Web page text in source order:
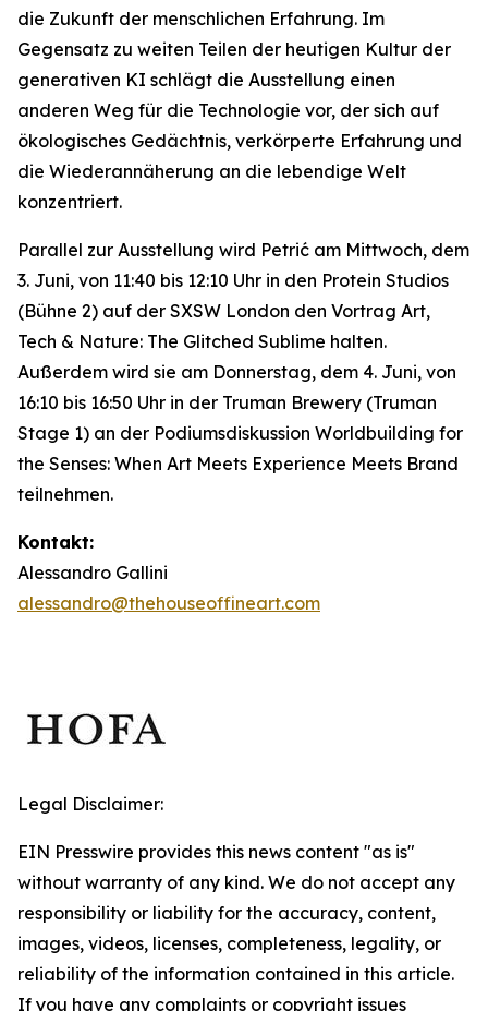
die Zukunft der menschlichen Erfahrung. Im
Gegensatz zu weiten Teilen der heutigen Kultur der
generativen KI schlägt die Ausstellung einen
anderen Weg für die Technologie vor, der sich auf
ökologisches Gedächtnis, verkörperte Erfahrung und
die Wiederannäherung an die lebendige Welt
konzentriert.
Parallel zur Ausstellung wird Petrić am Mittwoch, dem
3. Juni, von 11:40 bis 12:10 Uhr in den Protein Studios
(Bühne 2) auf der SXSW London den Vortrag Art,
Tech & Nature: The Glitched Sublime halten.
Außerdem wird sie am Donnerstag, dem 4. Juni, von
16:10 bis 16:50 Uhr in der Truman Brewery (Truman
Stage 1) an der Podiumsdiskussion Worldbuilding for
the Senses: When Art Meets Experience Meets Brand
teilnehmen.
Kontakt:
Alessandro Gallini
alessandro@thehouseoffineart.com
Legal Disclaimer:
EIN Presswire provides this news content "as is"
without warranty of any kind. We do not accept any
responsibility or liability for the accuracy, content,
images, videos, licenses, completeness, legality, or
reliability of the information contained in this article.
If you have any complaints or copyright issues